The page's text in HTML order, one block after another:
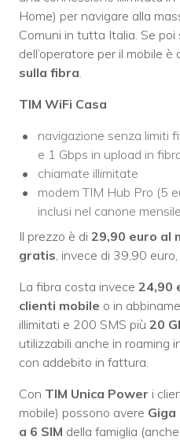
Home) per navigare alla
Comuni in tutta Italia. Se poi
dell’operatore per il mobile è
sulla fibra
TIM WiFi Casa
navigazione senza limiti
e 1 Gbps in upload in
chiamate illimitate
modem TIM Hub Pro (5
inclusi nel canone
Il prezzo è di 29,90 euro al
gratis , invece di 39,90
La fibra costa invece 24,90
clienti mobile o in
illimitati e 200 SMS più 20
utilizzabili anche in roaming
con addebito in fattura.
Con TIM Unica Power i
mobile) possono avere
a 6 SIM della famiglia